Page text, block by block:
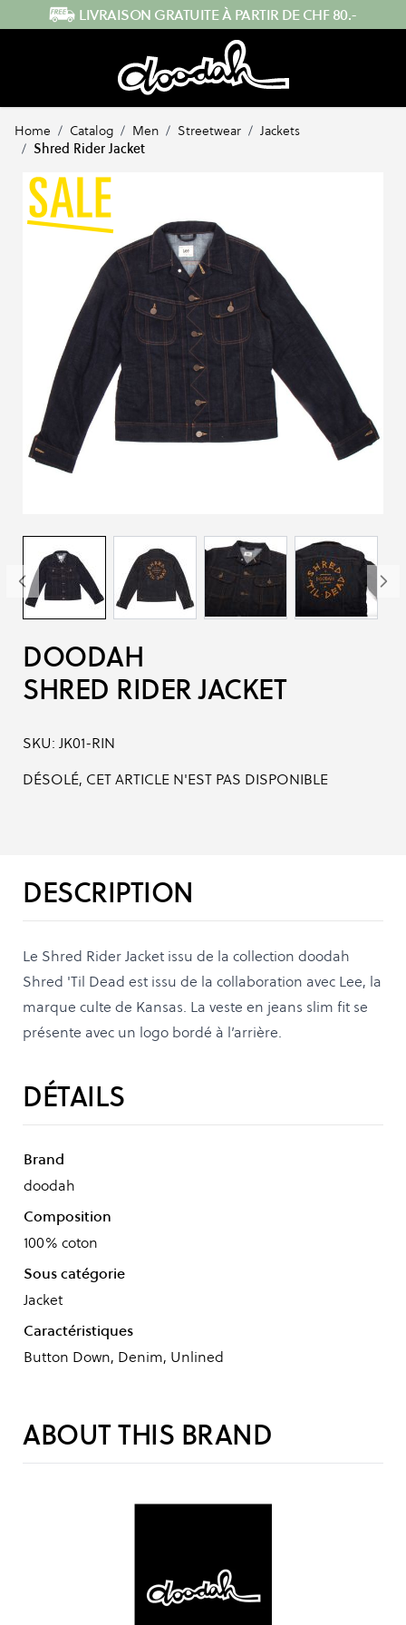
Skip to Content ENVOI RAPIDE DEPUIS LA SUISSE
Home / Catalog / Men / Streetwear / Jackets
/ Shred Rider Jacket
DOODAH
SHRED RIDER JACKET
SKU: JK01-RIN
DÉSOLÉ, CET ARTICLE N'EST PAS DISPONIBLE
DESCRIPTION
Le Shred Rider Jacket issu de la collection doodah
Shred 'Til Dead est issu de la collaboration avec Lee, la
marque culte de Kansas. La veste en jeans slim fit se
présente avec un logo bordé à l’arrière.
DÉTAILS
Brand
doodah
Composition
100% coton
Sous catégorie
Jacket
Caractéristiques
Button Down, Denim, Unlined
ABOUT THIS BRAND